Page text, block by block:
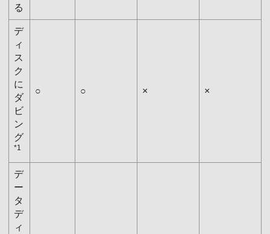
る
デ
ィ
ス
ク
に
ダ
ビ
ン
グ
*1
○ ○ × ×
デ
ー
タ
デ
ィ